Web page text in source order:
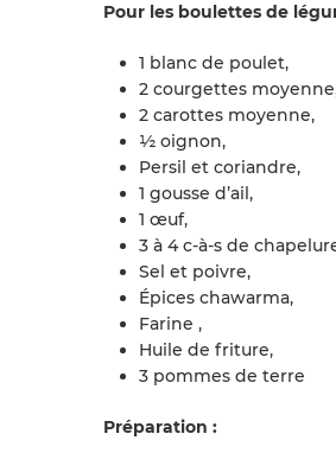
Pour les boulettes de
1 blanc de poulet,
2 courgettes
2 carottes moyenne,
½ oignon,
Persil et coriandre,
1 gousse d’ail,
1 œuf,
3 à 4 c-à-s de
Sel et poivre,
Épices chawarma,
Farine ,
Huile de friture,
3 pommes de terre
Préparation :